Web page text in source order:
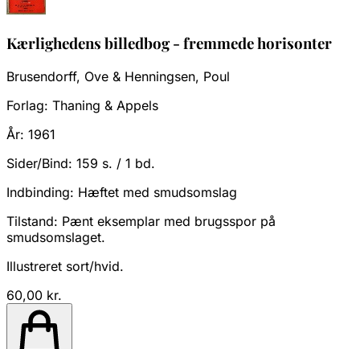
Kærlighedens billedbog - fremmede horisonter
Brusendorff, Ove & Henningsen, Poul
Forlag: Thaning & Appels
År: 1961
Sider/Bind: 159 s. / 1 bd.
Indbinding: Hæftet med smudsomslag
Tilstand: Pænt eksemplar med brugsspor på
smudsomslaget.
Illustreret sort/hvid.
60,00 kr.